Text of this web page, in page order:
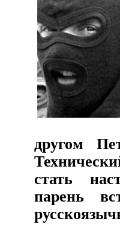
другом
стать
парень